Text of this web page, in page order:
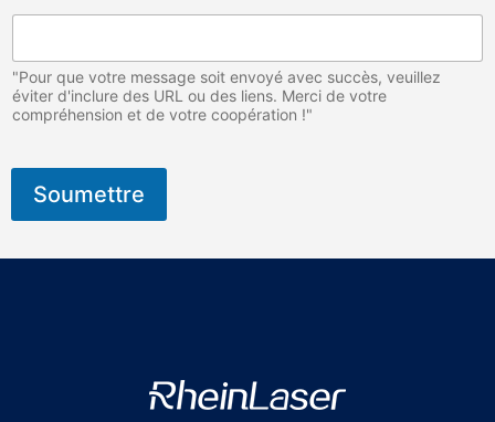
"Pour que votre message soit envoyé avec succès, veuillez
éviter d'inclure des URL ou des liens. Merci de votre
compréhension et de votre coopération !"
Soumettre